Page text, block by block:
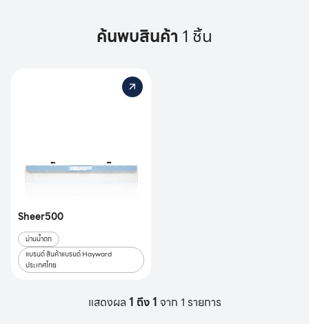
ค้นพบสินค้า 1 ชิ้น
Sheer500
ม่านน้ำตก
แบรนด์ สินค้าแบรนด์ Hayward
ประเทศไทย
แสดงผล 1 ถึง 1 จาก 1 รายการ